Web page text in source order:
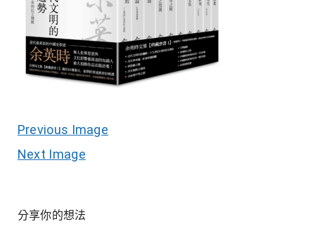
Previous Image
Next Image
分享你的想法